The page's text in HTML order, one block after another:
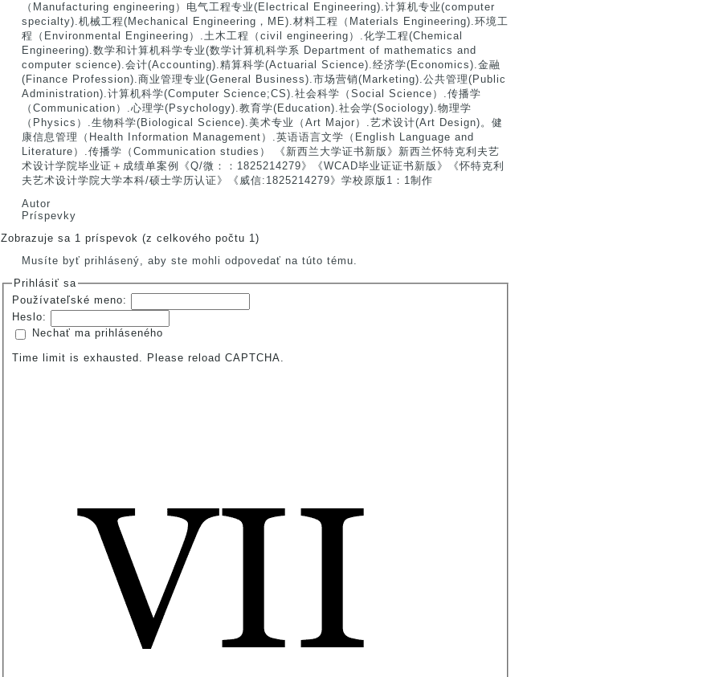
（Manufacturing engineering）电气工程专业(Electrical Engineering).计算机专业(computer
specialty).机械工程(Mechanical Engineering，ME).材料工程（Materials Engineering).环境工
程（Environmental Engineering）.土木工程（civil engineering）.化学工程(Chemical
Engineering).数学和计算机科学专业(数学计算机科学系 Department of mathematics and
computer science).会计(Accounting).精算科学(Actuarial Science).经济学(Economics).金融
(Finance Profession).商业管理专业(General Business).市场营销(Marketing).公共管理(Public
Administration).计算机科学(Computer Science;CS).社会科学（Social Science）.传播学
（Communication）.心理学(Psychology).教育学(Education).社会学(Sociology).物理学
（Physics）.生物科学(Biological Science).美术专业（Art Major）.艺术设计(Art Design)。健
康信息管理（Health Information Management）.英语语言文学（English Language and
Literature）.传播学（Communication studies） 《新西兰大学证书新版》新西兰怀特克利夫艺
术设计学院毕业证＋成绩单案例《Q/微：：1825214279》《WCAD毕业证证书新版》《怀特克利
夫艺术设计学院大学本科/硕士学历认证》《威信:1825214279》学校原版1：1制作
Autor
Príspevky
Zobrazuje sa 1 príspevok (z celkového počtu 1)
Musíte byť prihlásený, aby ste mohli odpovedať na túto tému.
Prihlásiť sa
Používateľské meno:
Heslo:
Nechať ma prihláseného
Time limit is exhausted. Please reload CAPTCHA.